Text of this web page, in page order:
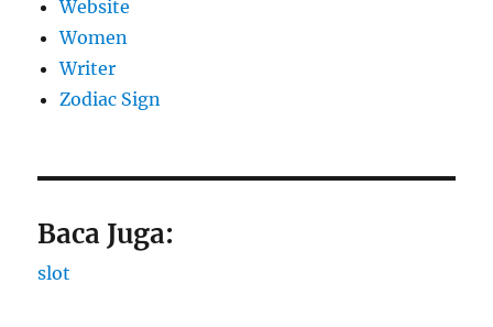
Website
Women
Writer
Zodiac Sign
Baca Juga:
slot